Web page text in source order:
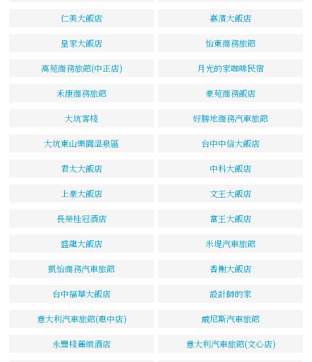
仁美大飯店 嘉濱大飯店
皇家大飯店 怡東商務旅館
高苑商務旅館(中正店) 月光的家咖啡民宿
禾康商務旅館 豪苑商務飯店
大坑客棧 好勝地商務汽車旅館
大坑東山樂園溫泉區 台中中信大飯店
君太大飯店 中科大飯店
上豪大飯店 文王大飯店
長榮桂冠酒店 富王大飯店
盛龍大飯店 米堤汽車旅館
凱怡商務汽車旅館 香榭大飯店
台中福華大飯店 設計師的家
意大利汽車旅館(惠中店) 威尼斯汽車旅館
永豐棧麗緻酒店 意大利汽車旅館(文心店)